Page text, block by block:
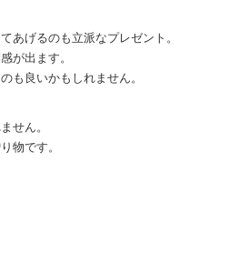
あげるのも立派なプレゼント。
が出ます。
も良いかもしれません。
せん。
物です。